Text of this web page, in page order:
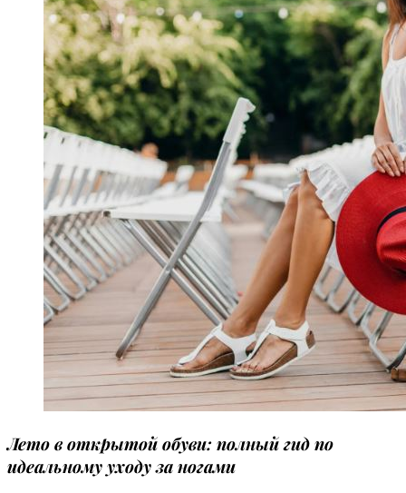
Лето в открытой обуви: полный гид по
идеальному уходу за ногами